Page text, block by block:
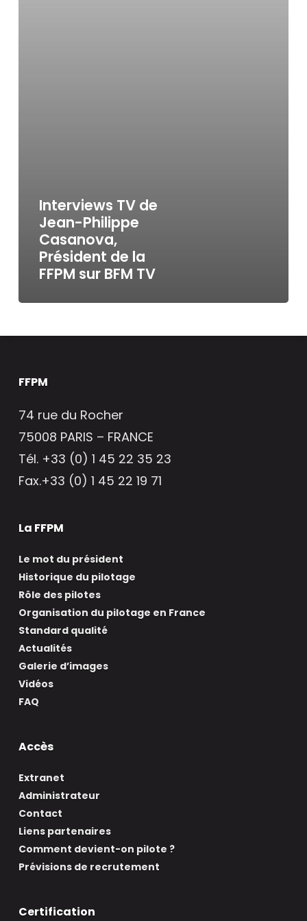
Interviews TV de
Jean-Philippe
Casanova,
Président de la
FFPM sur BFM TV
FFPM
74 rue du Rocher
75008 PARIS – FRANCE
Tél. +33 (0) 1 45 22 35 23
Fax.+33 (0) 1 45 22 19 71
La FFPM
Le mot du président
Historique du pilotage
Rôle des pilotes
Organisation du pilotage en France
Standard qualité
Actualités
Galerie d’images
Vidéos
FAQ
Accès
Extranet
Administrateur
Contact
Liens partenaires
Comment devient-on pilote ?
Prévisions de recrutement
Certification